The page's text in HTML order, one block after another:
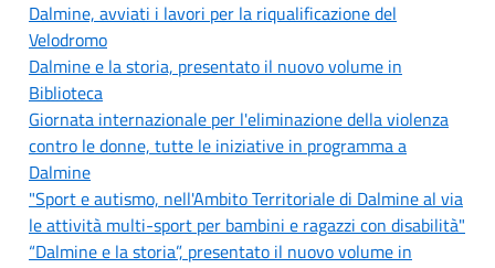
Dalmine, avviati i lavori per la riqualificazione del
Velodromo
Dalmine e la storia, presentato il nuovo volume in
Biblioteca
Giornata internazionale per l'eliminazione della violenza
contro le donne, tutte le iniziative in programma a
Dalmine
"Sport e autismo, nell'Ambito Territoriale di Dalmine al via
le attività multi-sport per bambini e ragazzi con disabilità"
“Dalmine e la storia”, presentato il nuovo volume in